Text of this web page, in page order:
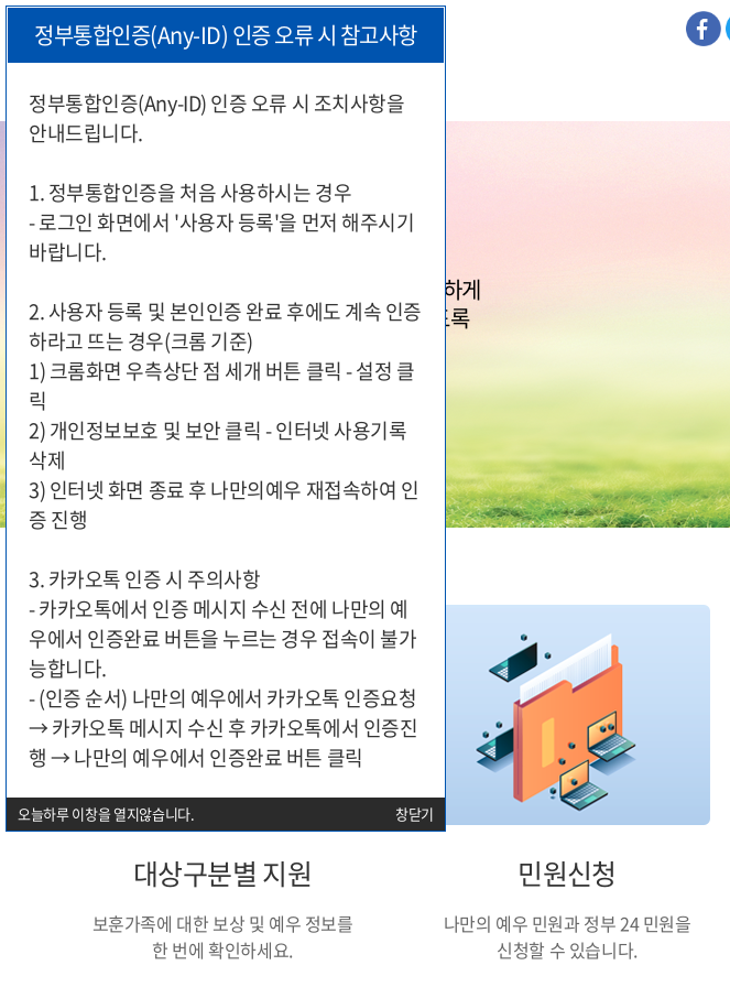
국가유공자와 보훈가족이 편리하게
지원 서비스를 이용하실 수 있도록
국가보훈부가 함께 합니다.
대상구분별 지원
보훈가족에 대한 보상 및 예우 정보를
한 번에 확인하세요.
민원신청
나만의 예우 민원과 정부 24 민원을
신청할 수 있습니다.
정부통합인증(Any-ID) 인증 오류 시 참고사항
정부통합인증(Any-ID) 인증 오류 시 조치사항을
안내드립니다.
1. 정부통합인증을 처음 사용하시는 경우
- 로그인 화면에서 '사용자 등록'을 먼저 해주시기
바랍니다.
2. 사용자 등록 및 본인인증 완료 후에도 계속 인증
하라고 뜨는 경우(크롬 기준)
1) 크롬화면 우측상단 점 세개 버튼 클릭 - 설정 클
릭
2) 개인정보보호 및 보안 클릭 - 인터넷 사용기록
삭제
3) 인터넷 화면 종료 후 나만의예우 재접속하여 인
증 진행
3. 카카오톡 인증 시 주의사항
- 카카오톡에서 인증 메시지 수신 전에 나만의 예
우에서 인증완료 버튼을 누르는 경우 접속이 불가
능합니다.
- (인증 순서) 나만의 예우에서 카카오톡 인증요청
→ 카카오톡 메시지 수신 후 카카오톡에서 인증진
행 → 나만의 예우에서 인증완료 버튼 클릭
오늘하루 이창을 열지않습니다. 창닫기